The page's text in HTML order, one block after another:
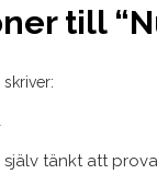
till “
skriver:
själv tänkt att